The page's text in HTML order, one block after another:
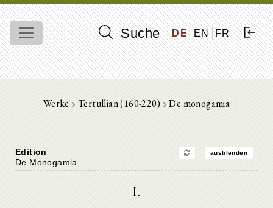
Suche DE EN FR
Werke Tertullian (160-220) De monogamia
Edition ausblenden
De Monogamia
I.